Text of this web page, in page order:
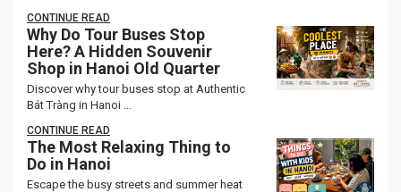
CONTINUE READ
Why Do Tour Buses Stop
Here? A Hidden Souvenir
Shop in Hanoi Old Quarter
Discover why tour buses stop at Authentic
Bát Tràng in Hanoi ...
CONTINUE READ
The Most Relaxing Thing to
Do in Hanoi
Escape the busy streets and summer heat